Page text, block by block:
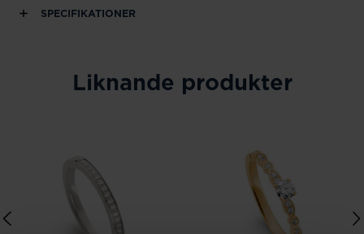
SPECIFIKATIONER
Liknande produkter